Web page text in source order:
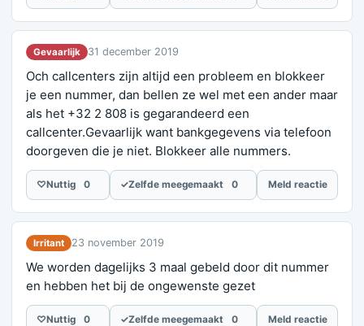
Gevaarlijk 31 december 2019
Och callcenters zijn altijd een probleem en blokkeer
je een nummer, dan bellen ze wel met een ander maar
als het +32 2 808 is gegarandeerd een
callcenter.Gevaarlijk want bankgegevens via telefoon
doorgeven die je niet. Blokkeer alle nummers.
♡Nuttig 0 ✓Zelfde meegemaakt 0 Meld reactie
Irritant 23 november 2019
We worden dagelijks 3 maal gebeld door dit nummer
en hebben het bij de ongewenste gezet
♡Nuttig 0 ✓Zelfde meegemaakt 0 Meld reactie